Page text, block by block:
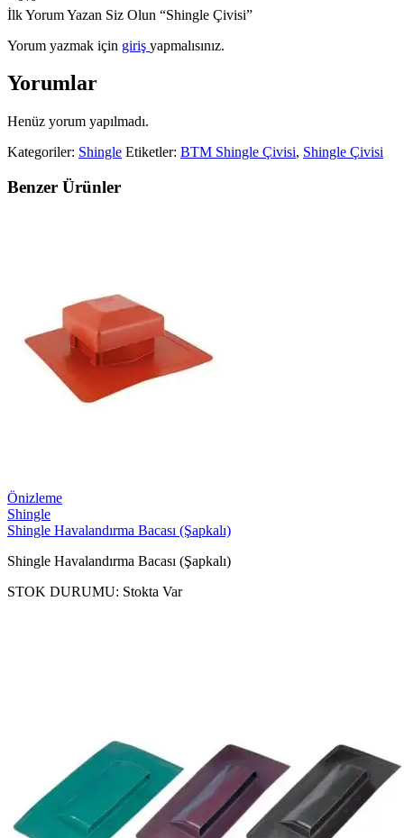
İlk Yorum Yazan Siz Olun “Shingle Çivisi”
Yorum yazmak için giriş yapmalısınız.
Yorumlar
Henüz yorum yapılmadı.
Kategoriler: Shingle Etiketler: BTM Shingle Çivisi, Shingle Çivisi
Benzer Ürünler
Önizleme
Shingle
Shingle Havalandırma Bacası (Şapkalı)
Shingle Havalandırma Bacası (Şapkalı)
STOK DURUMU: Stokta Var